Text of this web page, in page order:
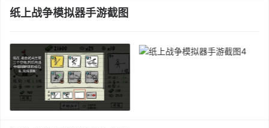
纸上战争模拟器手游截图